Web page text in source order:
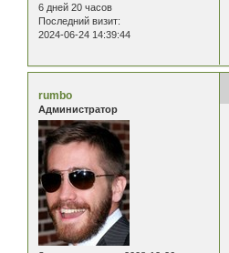
6 дней 20 часов
Последний визит:
2024-06-24 14:39:44
rumbo
Администратор